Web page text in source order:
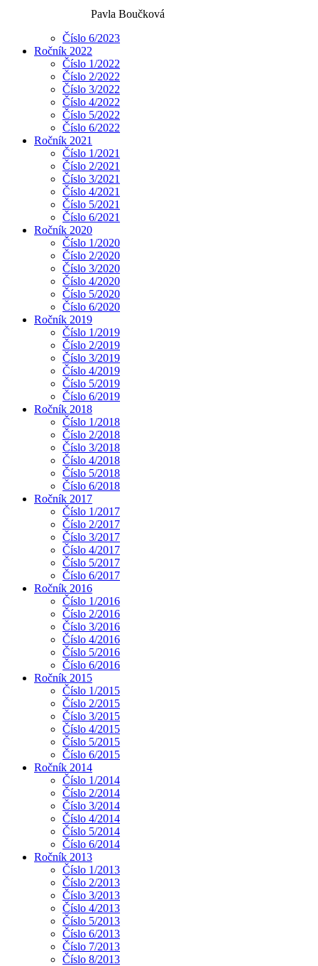
Pavla Boučková
Číslo 6/2023
Ročník 2022
Číslo 1/2022
Číslo 2/2022
Číslo 3/2022
Číslo 4/2022
Číslo 5/2022
Číslo 6/2022
Ročník 2021
Číslo 1/2021
Číslo 2/2021
Číslo 3/2021
Číslo 4/2021
Číslo 5/2021
Číslo 6/2021
Ročník 2020
Číslo 1/2020
Číslo 2/2020
Číslo 3/2020
Číslo 4/2020
Číslo 5/2020
Číslo 6/2020
Ročník 2019
Číslo 1/2019
Číslo 2/2019
Číslo 3/2019
Číslo 4/2019
Číslo 5/2019
Číslo 6/2019
Ročník 2018
Číslo 1/2018
Číslo 2/2018
Číslo 3/2018
Číslo 4/2018
Číslo 5/2018
Číslo 6/2018
Ročník 2017
Číslo 1/2017
Číslo 2/2017
Číslo 3/2017
Číslo 4/2017
Číslo 5/2017
Číslo 6/2017
Ročník 2016
Číslo 1/2016
Číslo 2/2016
Číslo 3/2016
Číslo 4/2016
Číslo 5/2016
Číslo 6/2016
Ročník 2015
Číslo 1/2015
Číslo 2/2015
Číslo 3/2015
Číslo 4/2015
Číslo 5/2015
Číslo 6/2015
Ročník 2014
Číslo 1/2014
Číslo 2/2014
Číslo 3/2014
Číslo 4/2014
Číslo 5/2014
Číslo 6/2014
Ročník 2013
Číslo 1/2013
Číslo 2/2013
Číslo 3/2013
Číslo 4/2013
Číslo 5/2013
Číslo 6/2013
Číslo 7/2013
Číslo 8/2013